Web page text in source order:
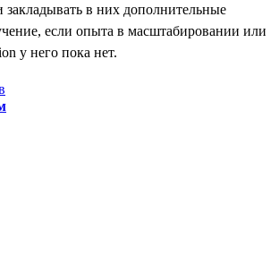
закладывать в них дополнительные
если опыта в масштабировании или
у него пока нет.